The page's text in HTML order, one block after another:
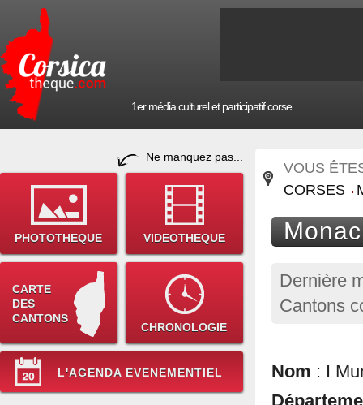
1er média culturel et participatif corse
Ne manquez pas...
PHOTOTHEQUE VIDEOTHEQUE
CARTE
DES
CANTONS
CHRONOLOGIE
L'AGENDA EVENEMENTIEL
VOUS
CORSES
Dernière
Cantons
Nom : I